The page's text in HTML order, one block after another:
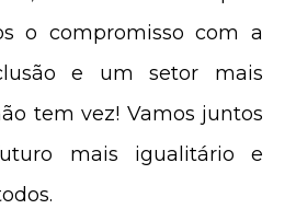
o compromisso com a
e um setor mais
tem vez! Vamos juntos
mais igualitário e